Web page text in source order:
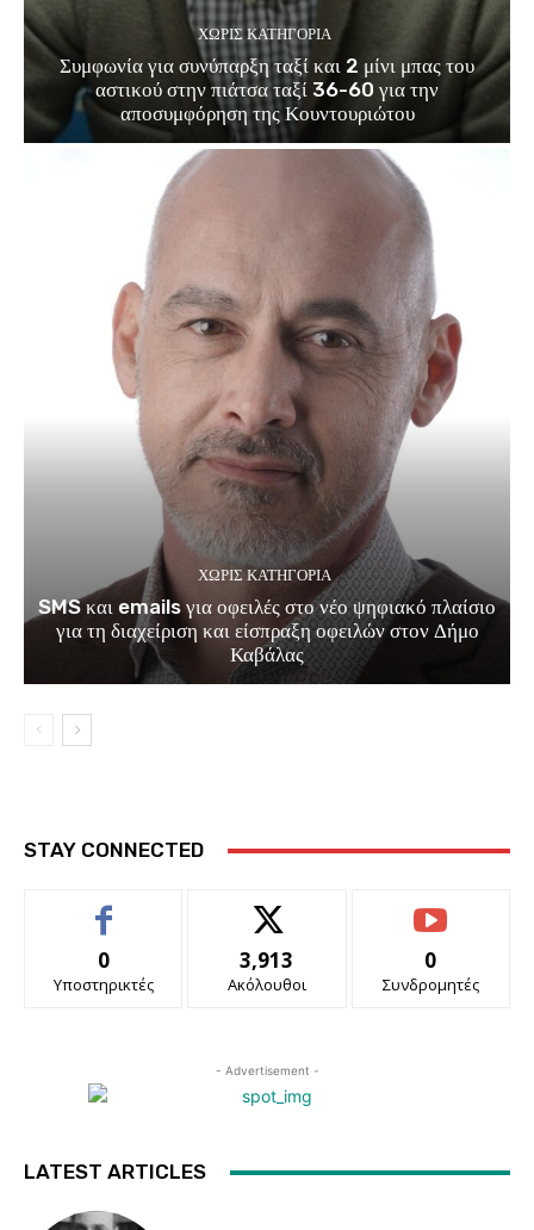
ΧΩΡΊΣ ΚΑΤΗΓΟΡΊΑ
Συμφωνία για συνύπαρξη ταξί και 2 μίνι μπας του
αστικού στην πιάτσα ταξί 36-60 για την
αποσυμφόρηση της Κουντουριώτου
ΧΩΡΊΣ ΚΑΤΗΓΟΡΊΑ
SMS και emails για οφειλές στο νέο ψηφιακό πλαίσιο
για τη διαχείριση και είσπραξη οφειλών στον Δήμο
Καβάλας
STAY CONNECTED
0
Υποστηρικτές
3,913
Ακόλουθοι
0
Συνδρομητές
- Advertisement -
LATEST ARTICLES